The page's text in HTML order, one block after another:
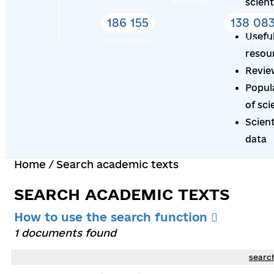
186 155 138 083
Full text
degree
Useful
of
data
Home / Search academic texts
SEARCH ACADEMIC TEXTS
How to use the search function
1 documents found